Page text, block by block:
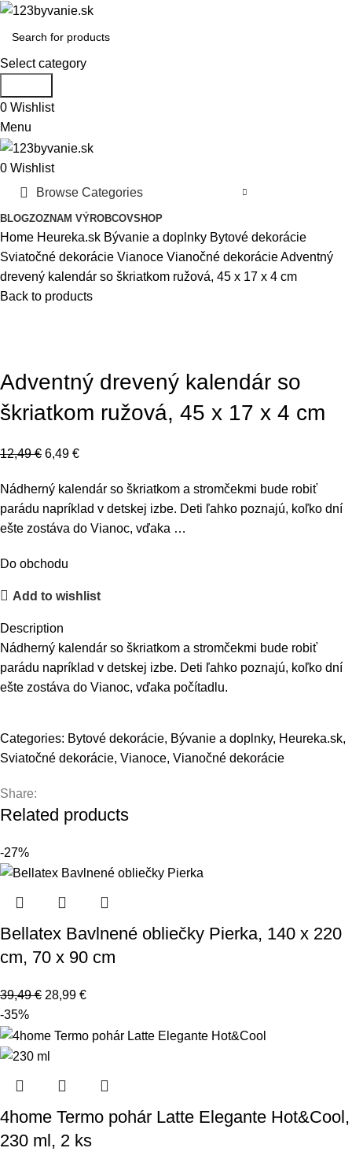
Select category
0 Wishlist
Menu
0 Wishlist
Browse Categories
BLOGZOZNAM VÝROBCOVSHOP
Home Heureka.sk Bývanie a doplnky Bytové dekorácie
Sviatočné dekorácie Vianoce Vianočné dekorácieAdventný
drevený kalendár so škriatkom ružová​, 45 x 17 x 4 cm
Back to products
Adventný drevený kalendár so
škriatkom ružová​, 45 x 17 x 4 cm
12,49€ 6,49 €
Nádherný kalendár so škriatkom a stromčekmi bude robiť
parádu napríklad v detskej izbe. Deti ľahko poznajú, koľko dní
ešte zostáva do Vianoc, vďaka …
Do obchodu
Add to wishlist
Description
Nádherný kalendár so škriatkom a stromčekmi bude robiť
parádu napríklad v detskej izbe. Deti ľahko poznajú, koľko dní
ešte zostáva do Vianoc, vďaka počítadlu.
Categories: Bytové dekorácie, Bývanie a doplnky, Heureka.sk,
Sviatočné dekorácie, Vianoce, Vianočné dekorácie
Share:
Related products
-27%
Bellatex Bavlnené obliečky Pierka, 140 x 220
cm, 70 x 90 cm
39,49€ 28,99 €
-35%
4home Termo pohár Latte Elegante Hot&Cool,
230 ml, 2 ks